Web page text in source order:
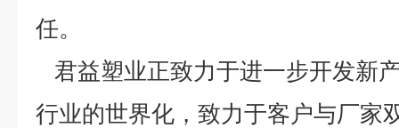
任。
君益塑业正致力于进一步开发新
行业的世界化，致力于客户与厂家